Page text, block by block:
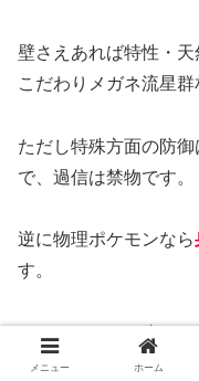
壁さえあれば特性・
こだわりメガネ流星
ただし特殊方面の防
で、過信は禁物です。
逆に物理ポケモンなら
す。
ヘイラッシャを崩し
は、壁＋残りHPで一
メニュー ホーム